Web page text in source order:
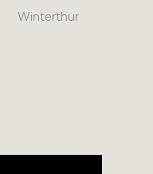
Winterthur